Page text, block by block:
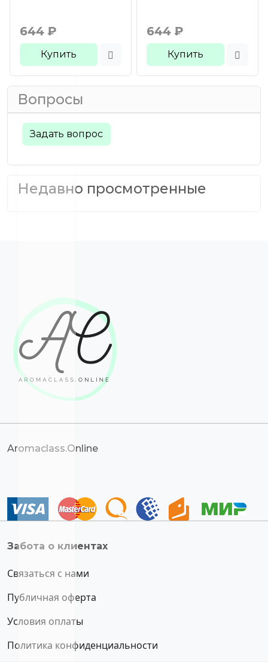
644 ₽
Купить
644 ₽
Купить
Вопросы
Задать вопрос
Недавно просмотренные
Aromaclass.Online
Забота о клиентах
Связаться с нами
Публичная оферта
Условия оплаты
Политика конфиденциальности